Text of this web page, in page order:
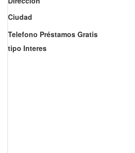
Ciudad
Telefono Préstamos Gratis
tipo Interes